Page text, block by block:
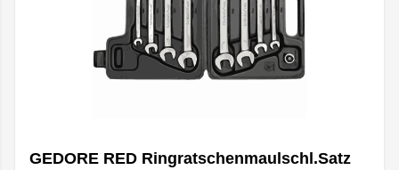
GEDORE RED Ringratschenmaulschl.Satz